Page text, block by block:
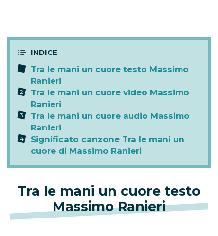
Tra le mani un cuore testo Massimo
Ranieri
Tra le mani un cuore video Massimo
Ranieri
Tra le mani un cuore audio Massimo
Ranieri
Significato canzone Tra le mani un
cuore di Massimo Ranieri
Tra le mani un cuore testo
Massimo Ranieri